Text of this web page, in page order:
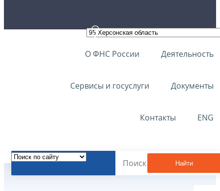
О ФНС России Деятельность
Сервисы и госуслуги Документы
Контакты ENG
Найти